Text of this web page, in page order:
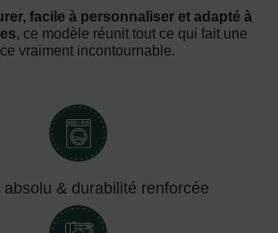
facile à personnaliser et adapté à
, ce modèle réunit tout ce qui fait une
vraiment incontournable.
absolu & durabilité renforcée